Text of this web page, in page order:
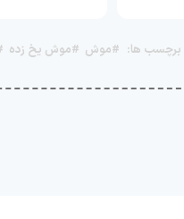
برچسب ها: #موش #موش یخ زده